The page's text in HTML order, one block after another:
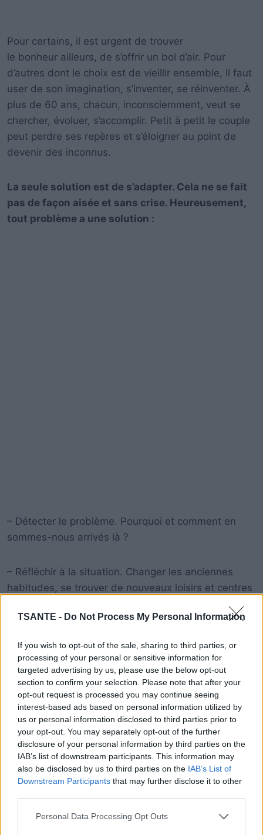
TSANTE - Do Not Process My Personal Information
If you wish to opt-out of the sale, sharing to third parties, or
processing of your personal or sensitive information for
targeted advertising by us, please use the below opt-out
section to confirm your selection. Please note that after your
opt-out request is processed you may continue seeing
interest-based ads based on personal information utilized by
us or personal information disclosed to third parties prior to
your opt-out. You may separately opt-out of the further
disclosure of your personal information by third parties on the
IAB’s list of downstream participants. This information may
also be disclosed by us to third parties on the IAB’s List of
Downstream Participants that may further disclose it to other
Personal Data Processing Opt Outs
Pour certains, il est urgent de trouver
le bonheur ailleurs, de s’offrir un bol d’air. Pour
d’autres dont le choix est de vieillir ensemble, il faut
user de son imagination, s’inventer, se réinventer. À
plus de 60 ans, chacun, inconsciemment, veut se
chercher, évoluer, s’accomplir. Petit à petit le couple
peut perdre ses repères et s’éloigner au point de
devenir des inconnus.
La seule solution est de s’adapter. Cela ne se fait
pas de façon aisée et sans crise. Heureusement,
tout problème a une solution :
– Détecter le problème. Pourquoi et comment en
sommes-nous arrivés là ?
– Réfléchir à la situation. Changer les anciennes
habitudes, se trouver de nouveaux loisirs et centres